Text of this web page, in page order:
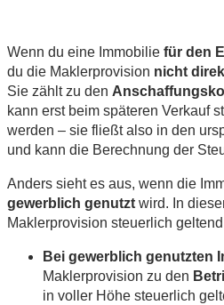
Wenn du eine Immobilie für den
du die Maklerprovision nicht
Sie zählt zu den
kann erst beim späteren Verkauf
werden – sie fließt also in den
und kann die Berechnung der
Anders sieht es aus, wenn die
gewerblich genutzt wird. In
Maklerprovision steuerlich
Bei gewerblich genutzten
Maklerprovision zu den
in voller Höhe steuerlich